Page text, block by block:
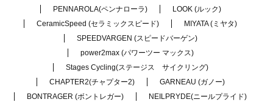
PENNAROLA(ペンナローラ)
LOOK (ルック)
CeramicSpeed (セラミックスピード)
MIYATA (ミヤタ)
SPEEDVARGEN (スピードバーゲン)
power2max (パワーツー マックス)
Stages Cycling(ステージス サイクリング)
CHAPTER2(チャプター2)
GARNEAU (ガノー)
BONTRAGER (ボントレガー)
NEILPRYDE(ニールプライド)